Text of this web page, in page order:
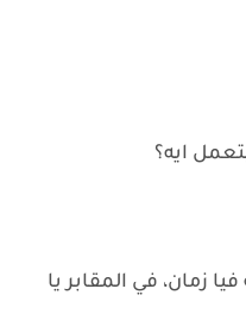
ايه؟
زمان، في المقابر يا